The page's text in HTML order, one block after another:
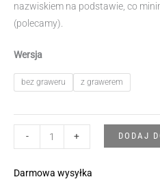
nazwiskiem na podstawie, co
(polecamy).
Wersja
bez graweru z grawerem
-
Lampion
+ DODAJ
Darmowa wysyłka